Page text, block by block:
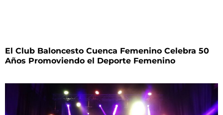
El Club Baloncesto Cuenca Femenino Celebra 50
Años Promoviendo el Deporte Femenino